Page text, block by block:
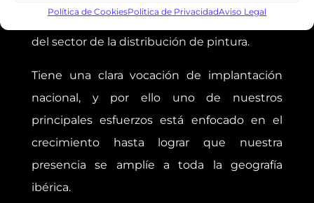
Política de CookiesPolitica de PrivacidadAviso Legal
principales Centrales de Compras y Servicios
del sector de la distribución de pintura.
Tiene una clara vocación de implantación
nacional, y por ello uno de nuestros
principales esfuerzos está enfocado en el
crecimiento hasta lograr que nuestra
presencia se amplíe a toda la geografía
ibérica.